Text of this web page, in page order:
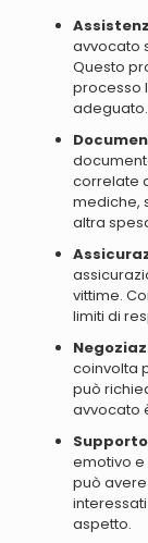
avvocato
Questo
processo
adeguato.
correlate
mediche,
altra
vittime.
limiti di
coinvolta
può
avvocato
emotivo e
può
aspetto.